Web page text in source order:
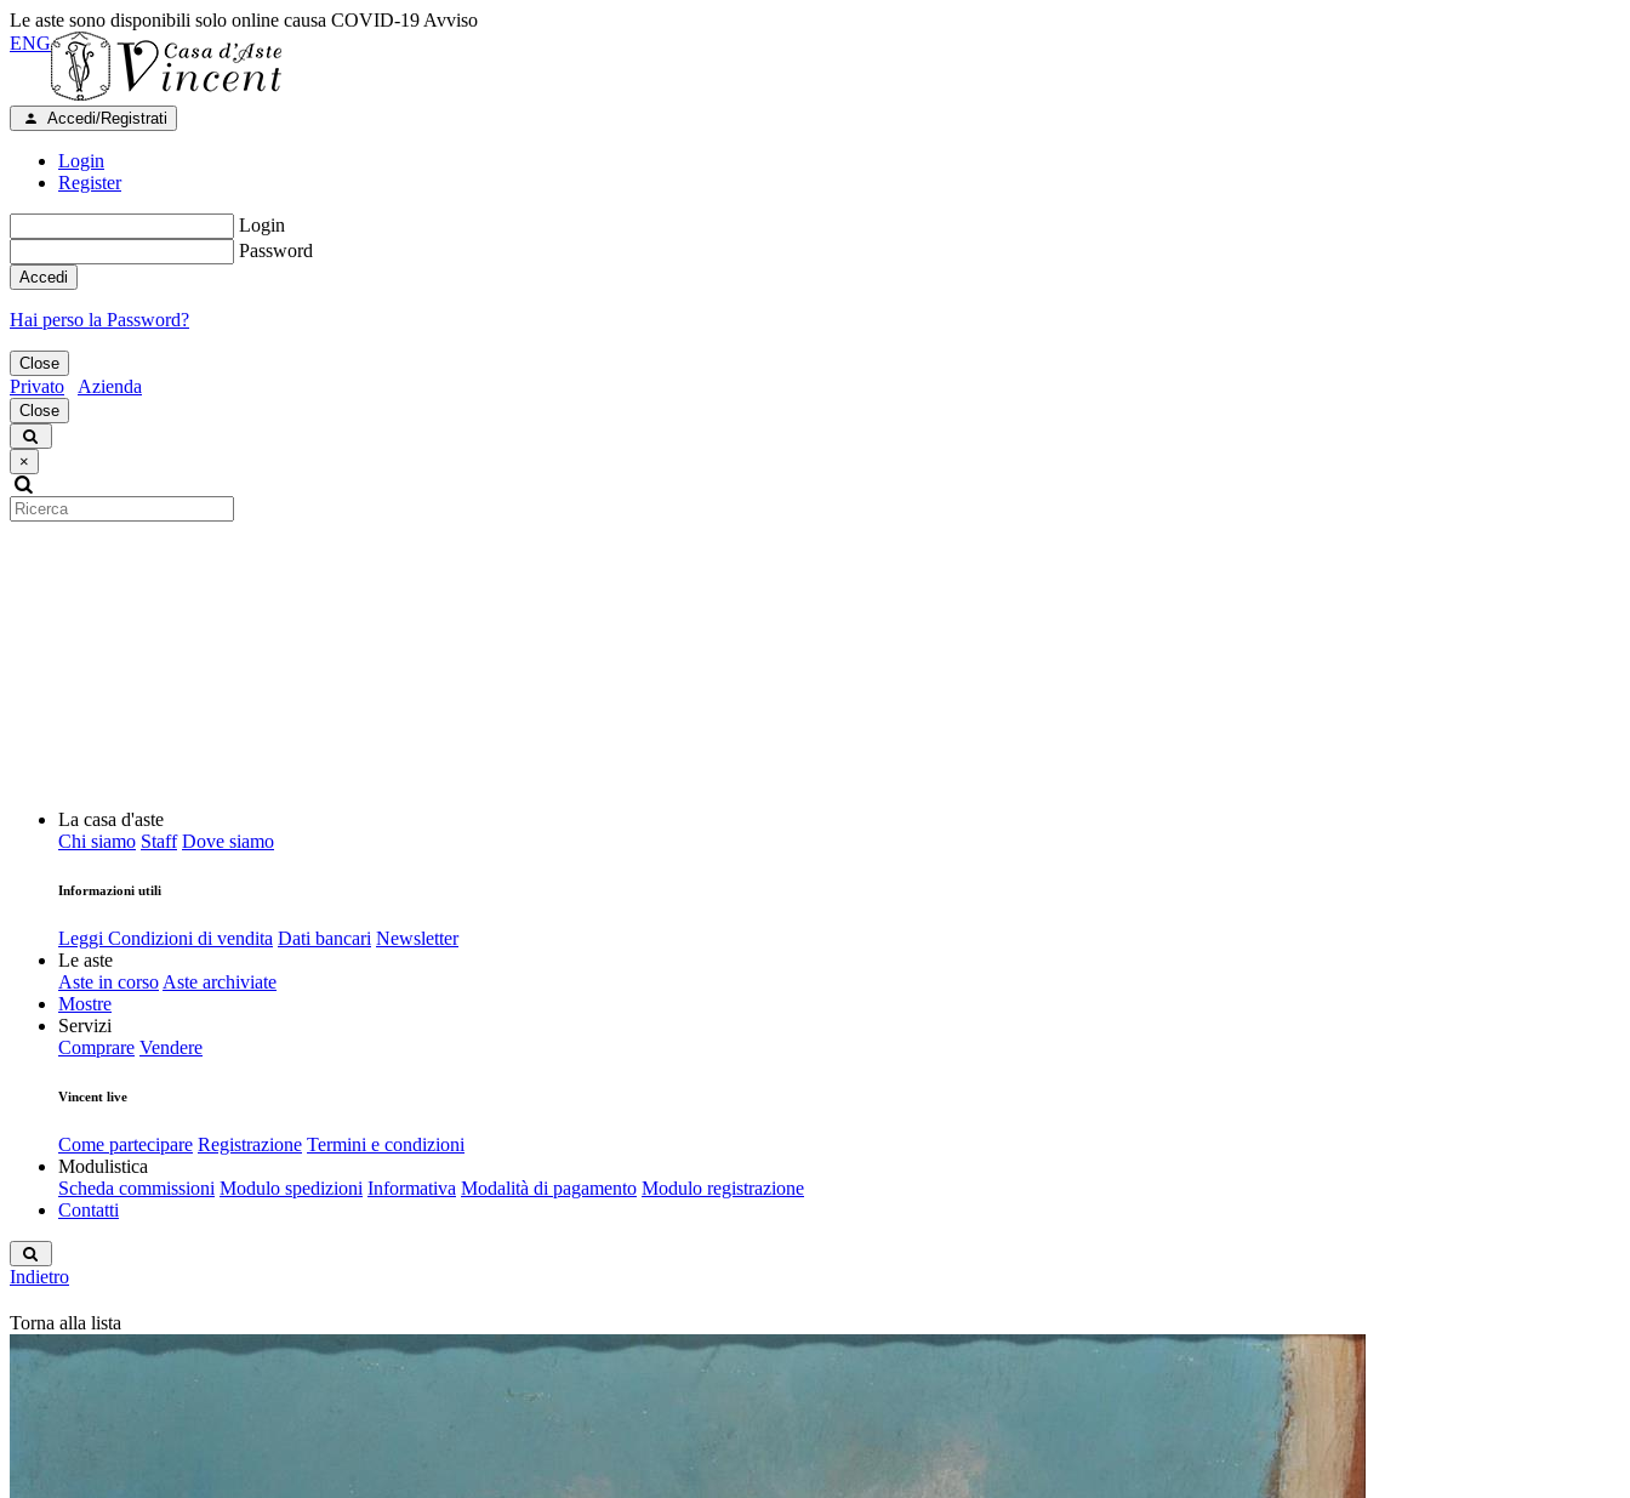
Le aste sono disponibili solo online causa COVID-19 Avviso
ENG
Accedi/Registrati
Login
Register
Login
Password
Accedi
Hai perso la Password?
Close
Privato Azienda
Close
×
La casa d'aste
Chi siamo Staff Dove siamo
Informazioni utili
Leggi Condizioni di vendita Dati bancari Newsletter
Le aste
Aste in corso Aste archiviate
Mostre
Servizi
Comprare Vendere
Vincent live
Come partecipare Registrazione Termini e condizioni
Modulistica
Scheda commissioni Modulo spedizioni Informativa Modalità di pagamento Modulo registrazione
Contatti
Indietro
Torna alla lista